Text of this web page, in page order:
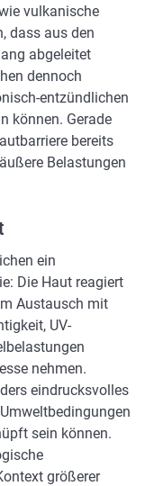
vulkanische
dass aus den
abgeleitet
dennoch
entzündlichen
können. Gerade
bereits
Belastungen
ein
Die Haut reagiert
Austausch mit
UV-
nehmen.
eindrucksvolles
sein können.
größerer